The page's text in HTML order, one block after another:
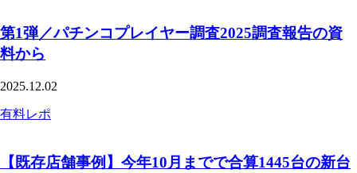
第1弾／パチンコプレイヤー調査2025調査報告の資
料から
2025.12.02
有料レポ
【既存店舗事例】今年10月までで合算1445台の新台